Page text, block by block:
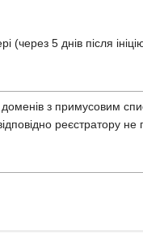
5 днів після
з примусовим
реєстратору не